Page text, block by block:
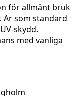
för allmänt bruk
Är som standard
skydd.
med vanliga